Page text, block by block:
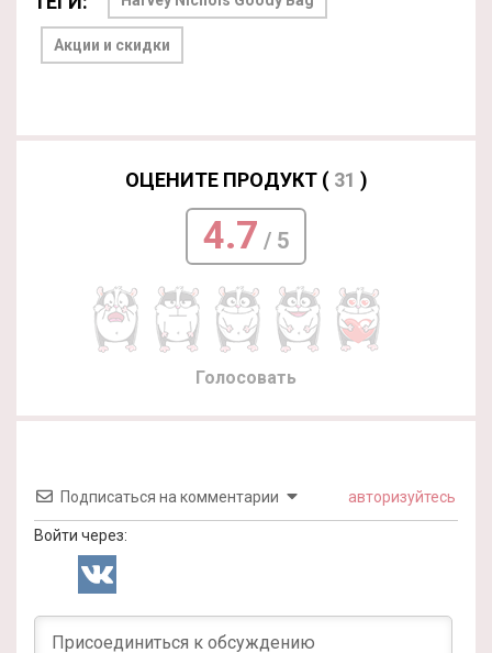
Акции и скидки
ОЦЕНИТЕ ПРОДУКТ ( 31 )
4.7 / 5
Голосовать
Подписаться на комментарии авторизуйтесь
Войти через: